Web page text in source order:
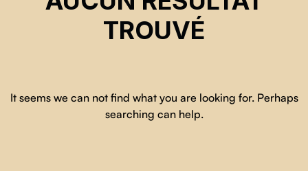
TROUVÉ
It seems we can not find what you are looking for. Perhaps
searching can help.